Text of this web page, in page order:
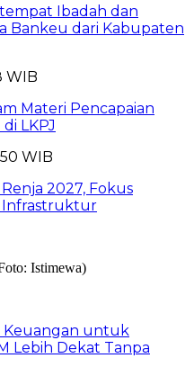
Ibadah dan
Bankeu dari Kabupaten
WIB
Materi Pencapaian
LKPJ
WIB
2027, Fokus
Infrastruktur
Keuangan untuk
Lebih Dekat Tanpa